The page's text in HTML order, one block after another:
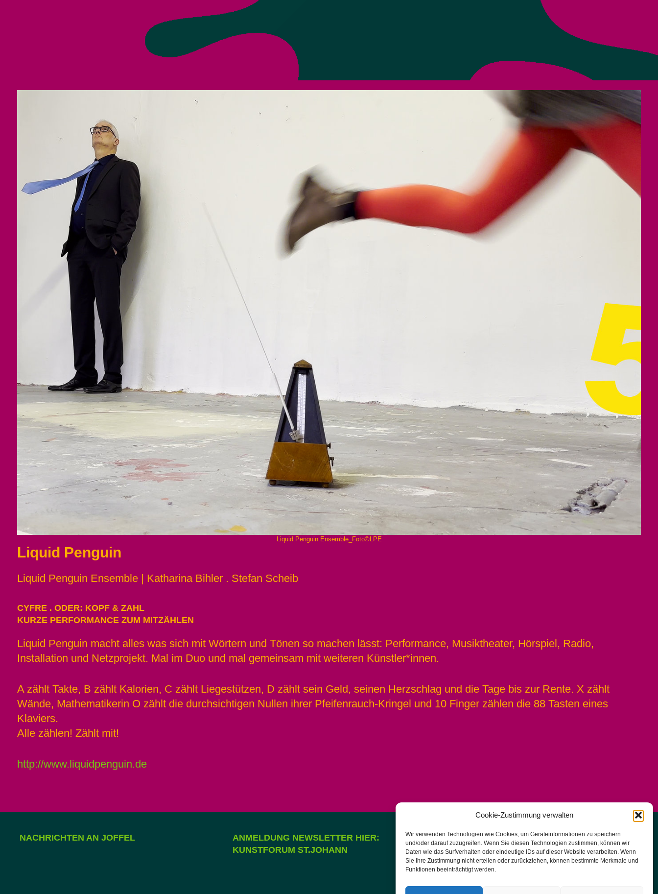
Cookie-Zustimmung verwalten
Wir verwenden Technologien wie Cookies, um Geräteinformationen zu speichern
und/oder darauf zuzugreifen. Wenn Sie diesen Technologien zustimmen, können wir
Daten wie das Surfverhalten oder eindeutige IDs auf dieser Website verarbeiten. Wenn
Sie Ihre Zustimmung nicht erteilen oder zurückziehen, können bestimmte Merkmale und
Funktionen beeinträchtigt werden.
Liquid Penguin Ensemble_Foto©LPE
Liquid Penguin
Liquid Penguin Ensemble | Katharina Bihler . Stefan Scheib
CYFRE . ODER: KOPF & ZAHL
KURZE PERFORMANCE ZUM MITZÄHLEN
Liquid Penguin macht alles was sich mit Wörtern und Tönen so machen lässt: Performance, Musiktheater, Hörspiel, Radio,
Installation und Netzprojekt. Mal im Duo und mal gemeinsam mit weiteren Künstler*innen.
A zählt Takte, B zählt Kalorien, C zählt Liegestützen, D zählt sein Geld, seinen Herzschlag und die Tage bis zur Rente. X zählt
Wände, Mathematikerin O zählt die durchsichtigen Nullen ihrer Pfeifenrauch-Kringel und 10 Finger zählen die 88 Tasten eines
Klaviers.
Alle zählen! Zählt mit!
http://www.liquidpenguin.de
NACHRICHTEN AN JOFFEL
ANMELDUNG NEWSLETTER HIER:
KUNSTFORUM ST.JOHANN
Impressum | Rechtliches |
Datenschutzerklärung | Cookie-Richtlinie
(EU)